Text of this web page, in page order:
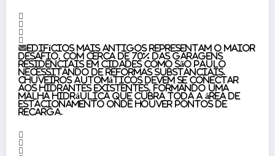
Edifícios mais antigos representam o maior
desafio, com cerca de 70% das garagens
residenciais em cidades como São Paulo
necessitando de reformas substanciais.
Chuveiros automáticos devem se conectar
aos hidrantes existentes, formando uma
malha hidráulica que cubra toda a área de
estacionamento onde houver pontos de
recarga.